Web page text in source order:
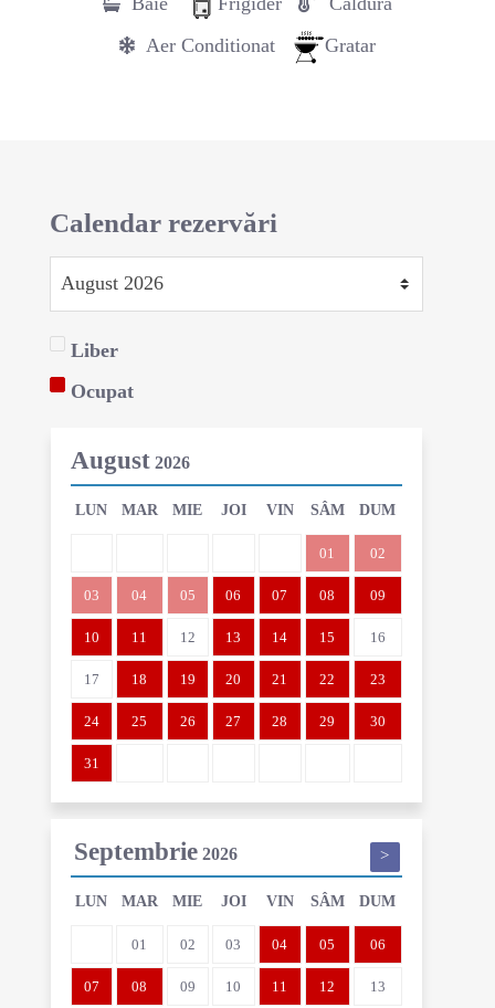
Aer Conditionat
Gratar
Calendar rezervări
Liber
Ocupat
August 2026
LUN MAR MIE JOI VIN SÂM DUM
01 02
03 04 05 06 07 08 09
10 11 12 13 14 15 16
17 18 19 20 21 22 23
24 25 26 27 28 29 30
31
Septembrie 2026 >
LUN MAR MIE JOI VIN SÂM DUM
01 02 03 04 05 06
07 08 09 10 11 12 13